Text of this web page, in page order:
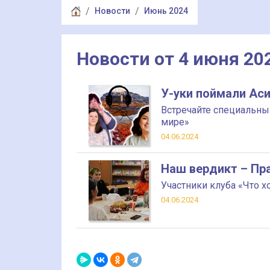
Новости Июнь 2024
Новости от 4 июня
У-уки поймали
Встречайте
мире»
04.06.2024
Наш вердикт –
Участники клуба «Что
04.06.2024